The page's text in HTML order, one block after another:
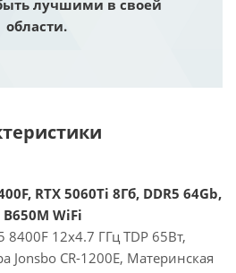
лучшими в своей
области.
RTX 5060Ti 8Гб, DDR5 64Gb,
B650M WiFi
8400F 12x4.7 ГГц TDP 65Вт,
Jonsbo CR-1200E, Материнская